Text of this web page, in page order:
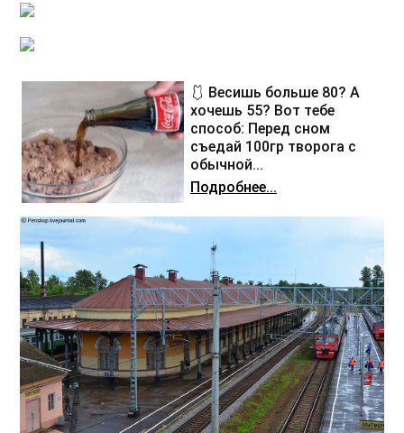
🩱 Весишь больше 80? А
хочешь 55? Вот тебе
способ: Перед сном
съедай 100гр творога с
обычной...
Подробнее...